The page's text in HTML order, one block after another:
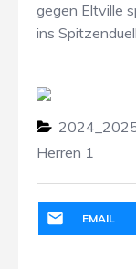
gegen Eltville
ins
Herren 1
EMAIL